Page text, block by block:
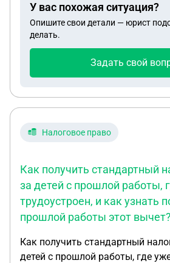
У вас похожая ситуация?
Опишите свои детали — юрист
делать.
Задать свой
Налоговое право
Как получить стандартный
за детей с прошлой работы,
трудоустроен, и как узнать
прошлой работы этот вычет?
Как получить стандартный
детей с прошлой работы, где